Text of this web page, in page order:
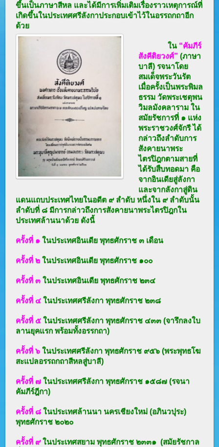
ขึ้นเป็นภาษาสีหล และได้มีการเพิ่มเติมเรื่องราวเหตุการณ์ที่
เกิดขึ้นในประเทศศรีลังกาประกอบเข้าไว้ในอรรถกถาอีก
ด้วย
ใน “คัมภีร์
สังคีติยวงศ์”(ภาษา
บาลี) รจนาโดย
สมเด็จพระวันรัต
เมื่อครั้งเป็นพระพิมล
ธรรม วัดพระเชตุพน
วิมลมังคลาราม ใน
สมัยรัชการที่ ๑ แห่ง
พระราชวงศ์จักรี ได้
กล่าวถึงลำดับการ
สังคายนาพระ
ไตรปิฎกตามสายที่
ได้รับสืบทอดมา คือ
จากอินเดียสู่ลังกา
และจากลังกาสู่ดิน
แดนแถบประเทศไทยในอดีต ๙ ลำดับหนึ่งใน ๙ ลำดับนั้น
ลำดับที่ ๘ มีการกล่าวถึงการสังคายนาพระไตรปิฎกใน
ประเทศล้านนาด้วย ดังนี้
ครั้งที่ ๑ ในประเทศอินเดีย พุทธศักราช ๓ เดือน
ครั้งที่ ๒ ในประเทศอินเดีย พุทธศักราช ๑๐๐
ครั้งที่ ๓ ในประเทศอินเดีย พุทธศักราช ๒๓๔
ครั้งที่ ๔ ในประเทศศรีลังกา พุทธศักราช ๒๓๘
ครั้งที่ ๕ ในประเทศศรีลังกา พุทธศักราช ๔๓๓ (จารึกลงใบ
ลานยุคแรก พร้อมทั้งอรรกถา)
ครั้งที่ ๖ ในประเทศศรีลังกา พุทธศักราช ๙๕๖ (พระพุทธโฆ
สะแปลอรรถกถาสีหลสู่บาลี)
ครั้งที่ ๗ ในประเทศศรีลังกา พุทธศักราช ๑๕๘๗ (รจนา
คัมภีร์ฎีกา)
ครั้งที่ ๘ ในประเทศล้านนา นครเชียงใหม่ (อภินวปุระ)
พุทธศักราช ๒๐๒๐
ครั้งที่ ๙ในประเทศสยาม พุทธศักราช ๒๓๓๑ (สมัยรัชกาล